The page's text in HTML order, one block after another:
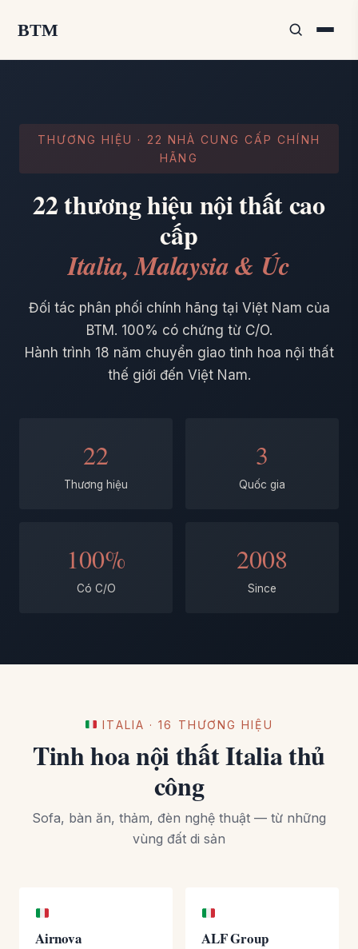
BTM
THƯƠNG HIỆU · 22 NHÀ CUNG CẤP CHÍNH
HÃNG
22 thương hiệu nội thất cao
cấp
Italia, Malaysia & Úc
Đối tác phân phối chính hãng tại Việt Nam của
BTM. 100% có chứng từ C/O.
Hành trình 18 năm chuyển giao tinh hoa nội thất
thế giới đến Việt Nam.
22
Thương hiệu
3
Quốc gia
100%
Có C/O
2008
Since
ITALIA · 16 THƯƠNG HIỆU
Tinh hoa nội thất Italia thủ
công
Sofa, bàn ăn, thảm, đèn nghệ thuật — từ những
vùng đất di sản
Airnova ALF Group